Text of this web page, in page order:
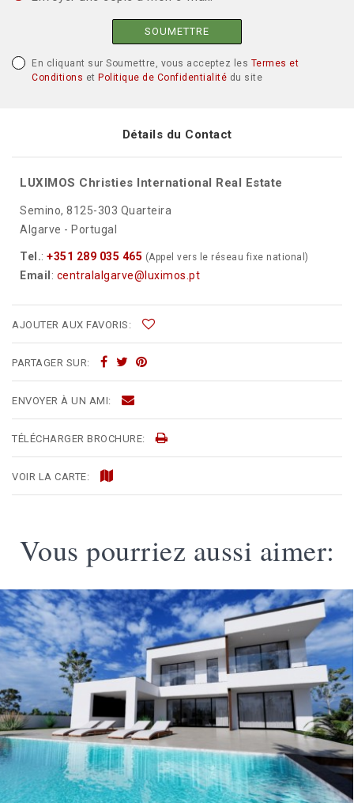
SOUMETTRE
En cliquant sur Soumettre, vous acceptez les Termes et
Conditions et Politique de Confidentialité du site
Détails du Contact
LUXIMOS Christies International Real Estate
Semino, 8125-303 Quarteira
Algarve - Portugal
Tel.: +351 289 035 465 (Appel vers le réseau fixe national)
Email : centralalgarve@luximos.pt
AJOUTER AUX FAVORIS:
PARTAGER SUR:
ENVOYER À UN AMI:
TÉLÉCHARGER BROCHURE:
VOIR LA CARTE:
Vous pourriez aussi aimer: